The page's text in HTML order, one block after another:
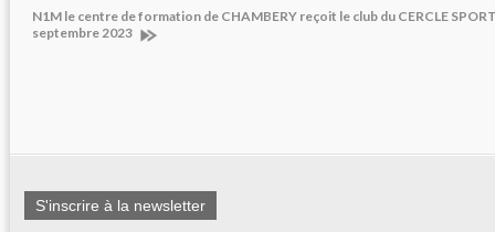
N1M le centre de formation de CHAMBERY reçoit le club du CERCLE
septembre 2023
S'inscrire à la newsletter